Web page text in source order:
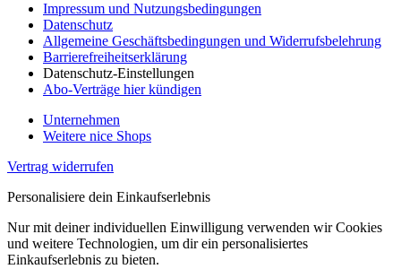
Impressum und Nutzungsbedingungen
Datenschutz
Allgemeine Geschäftsbedingungen und Widerrufsbelehrung
Barrierefreiheitserklärung
Datenschutz-Einstellungen
Abo-Verträge hier kündigen
Unternehmen
Weitere nice Shops
Vertrag widerrufen
Personalisiere dein Einkaufserlebnis
Nur mit deiner individuellen Einwilligung verwenden wir Cookies
und weitere Technologien, um dir ein personalisiertes
Einkaufserlebnis zu bieten.